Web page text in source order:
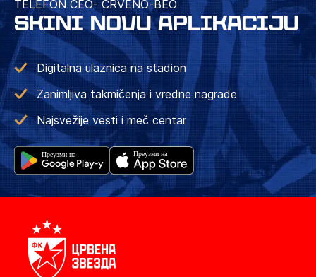
TELEFON CEO- CRVENO-BEO
SKINI NOVU APLIKACIJU
Digitalna ulaznica na stadion
Zanimljiva takmičenja i vredne nagrade
Najsvežije vesti i meč centar